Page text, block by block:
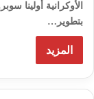
الأوكرانية أولينا
بتطوير…
المزيد